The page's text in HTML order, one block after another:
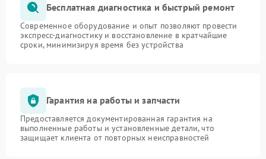
Бесплатная диагностика и быстрый ремонт
Современное оборудование и опыт позволяют провести
экспресс-диагностику и восстановление в кратчайшие
сроки, минимизируя время без устройства
Гарантия на работы и запчасти
Предоставляется документированная гарантия на
выполненные работы и установленные детали, что
защищает клиента от повторных неисправностей